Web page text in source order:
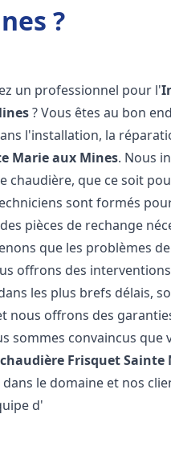
?
un professionnel pour l'
? Vous êtes au bon
l'installation, la
Marie aux Mines. Nous
chaudière, que ce soit
sont formés
pièces de rechange
que les problèmes
offrons des
les plus brefs délais,
nous offrons des
sommes convaincus
FrisquetSainte
le domaine et nos
d'